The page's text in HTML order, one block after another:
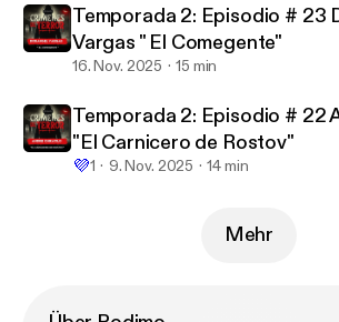
Temporada 2: Episodio # 23
Vargas " El Comegente"
16. Nov. 2025 15 min
Temporada 2: Episodio # 22
"El Carnicero de Rostov"
💜1 9. Nov. 2025 14 min
Mehr